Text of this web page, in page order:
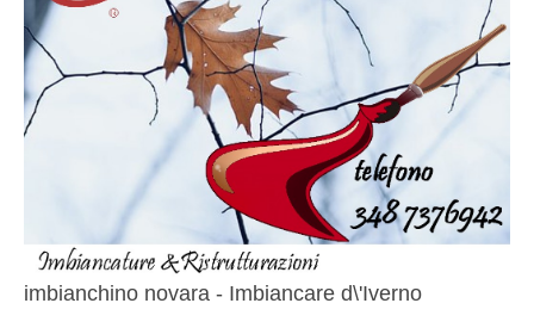
imbianchino novara - Imbiancare d\'Iverno